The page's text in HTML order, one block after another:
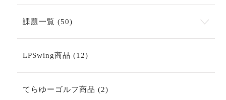
の
課題一覧 5050
の
商
品
LPSwing商品 1212
の
商
品
てらゆーゴルフ商品 22